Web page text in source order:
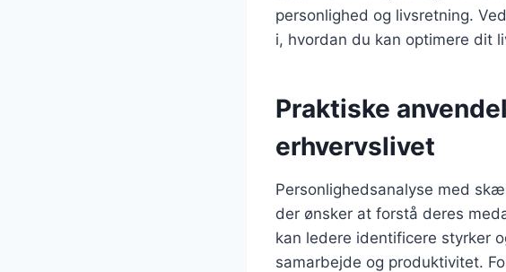
personlighed og livsretning.
i, hvordan du kan optimere dit
Praktiske
erhvervslivet
Personlighedsanalyse med
der ønsker at forstå deres
kan ledere identificere styrker
samarbejde og produktivitet.